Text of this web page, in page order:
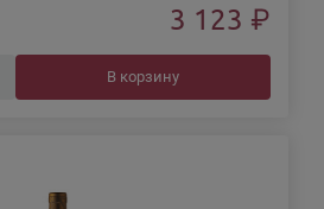
3 123 ₽
В корзину